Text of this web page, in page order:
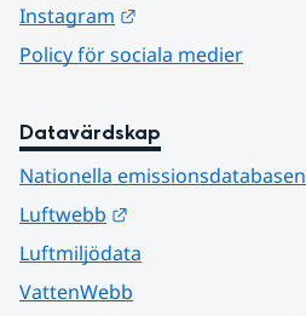
Instagram
Policy för sociala medier
Datavärdskap
Nationella emissionsdatabasen
Luftwebb
Luftmiljödata
VattenWebb